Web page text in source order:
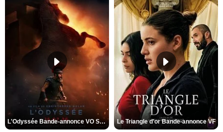
L'Odyssée Bande-annonce VO STFR Le Triangle d'or Bande-annonce VF